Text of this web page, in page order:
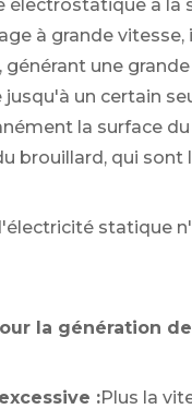
électrostatique à la
à grande
générant une
un certain
la surface
brouillard, qui sont
statique
la génération
:Plus la